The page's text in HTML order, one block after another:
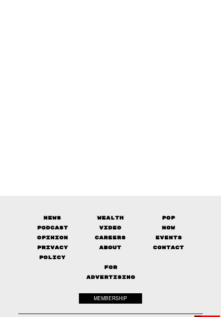
News Wealth
Pop
Podcast
Video
Now
Opinion
Careers
Events
Privacy
Policy
About Contact
FOR
ADVERTISING
MEMBERSHIP